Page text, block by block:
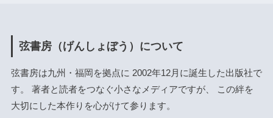
弦書房（げんしょぼう）について
弦書房は九州・福岡を拠点に 2002年12月に誕生した出版社で
す。 著者と読者をつなぐ小さなメディアですが、 この絆を
大切にした本作りを心がけて参ります。